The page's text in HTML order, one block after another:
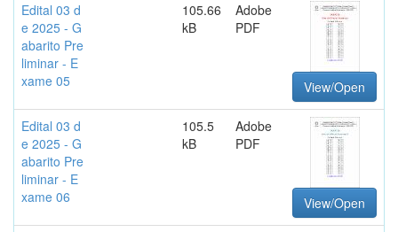
Edital 03 d
e 2025 - G
abarito Pre
liminar - E
xame 05
105.66
kB
Adobe
PDF
View/Open
Edital 03 d
e 2025 - G
abarito Pre
liminar - E
xame 06
105.5
kB
Adobe
PDF
View/Open